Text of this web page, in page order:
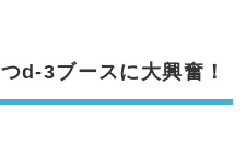
d-3ブースに大興奮！